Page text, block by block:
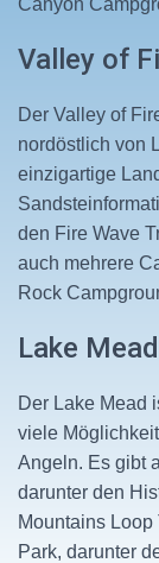
Canyon
Valley of
Der Valley of
nordöstlich von
einzigartige
den Fire Wave
auch mehrere
Rock
Lake
Der Lake Mead
viele
Angeln. Es gibt
darunter den
Mountains
Park, darunter